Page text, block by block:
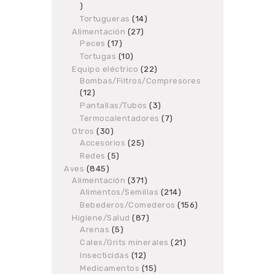
16
products
Tortugueras 1414
Alimentación 2727
Peces 1717
products
Tortugas 1010
products
Equipo eléctrico 2222
products
Bombas/Filtros/Compresores
1212
products
Pantallas/Tubos 33
products
Termocalentadores 77
Otros 3030
products
Accesorios 2525
Redes 55
Aves 845845
products
Alimentación 371371
products
Alimentos/Semillas 214214
products
Bebederos/Comederos 156156
Higiene/Salud 8787
Arenas 55
products
Cales/Grits minerales 2121
Insecticidas 1212
products
Medicamentos 1515